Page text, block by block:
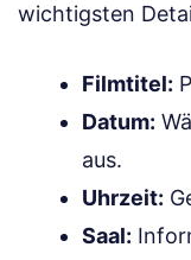
wichtigsten
Filmtitel:
Datum:
aus.
Uhrzeit:
Saal: